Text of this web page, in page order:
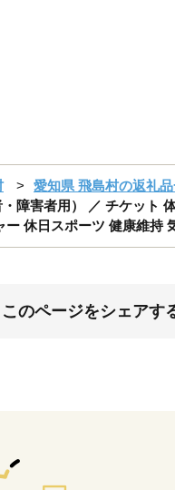
愛知県 飛島村の返礼
障害者用） ／ チケッ
休日スポーツ 健康維持
このページをシェアす